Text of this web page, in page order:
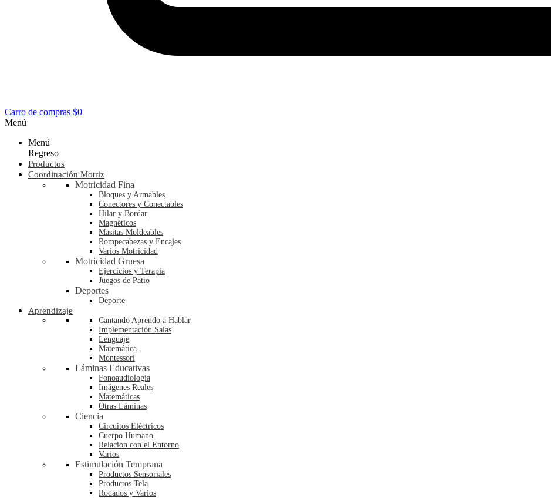
Carro de compras $0
Menú
Menú
Regreso
Productos
Coordinación Motriz
Motricidad Fina
Bloques y Armables
Conectores y Conectables
Hilar y Bordar
Magnéticos
Masitas Moldeables
Rompecabezas y Encajes
Varios Motricidad
Motricidad Gruesa
Ejercicios y Terapia
Juegos de Patio
Deportes
Deporte
Aprendizaje
Cantando Aprendo a Hablar
Implementación Salas
Lenguaje
Matemática
Montessori
Láminas Educativas
Fonoaudiología
Imágenes Reales
Matemáticas
Otras Láminas
Ciencia
Circuitos Eléctricos
Cuerpo Humano
Relación con el Entorno
Varios
Estimulación Temprana
Productos Sensoriales
Productos Tela
Rodados y Varios